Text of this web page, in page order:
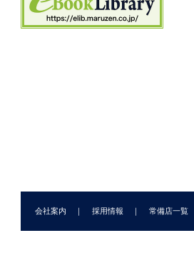
会社案内 採用情報 常備店一覧